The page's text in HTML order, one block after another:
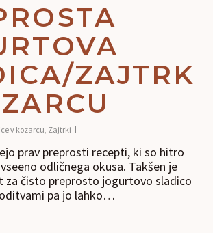
ZAJTRK
v kozarcu, Zajtrki
prav preprosti recepti, ki so hitro
odličnega okusa. Takšen je
za čisto preprosto jogurtovo sladico
pa jo lahko…